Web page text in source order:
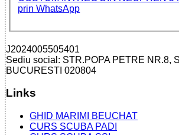
J2024005505401
Sediu social: STR.POPA PETRE NR.8,
BUCURESTI 020804
Links
GHID MARIMI BEUCHAT
CURS SCUBA PADI